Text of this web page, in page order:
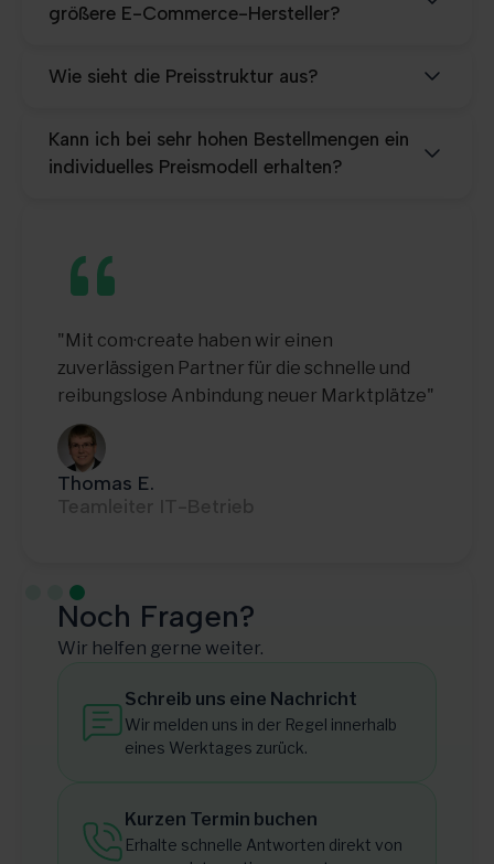
größere E-Commerce-Hersteller?
Wie sieht die Preisstruktur aus?
Kann ich bei sehr hohen Bestellmengen ein
individuelles Preismodell erhalten?
"Mit com·create haben wir einen
zuverlässigen Partner für die schnelle und
reibungslose Anbindung neuer Marktplätze"
Thomas E.
Noch Fragen?
Wir helfen gerne weiter.
Schreib uns eine Nachricht
Wir melden uns in der Regel innerhalb
eines Werktages zurück.
Kurzen Termin buchen
Erhalte schnelle Antworten direkt von